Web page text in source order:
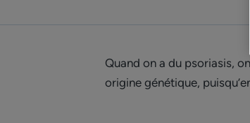
Quand on a du psoriasis,
origine génétique,